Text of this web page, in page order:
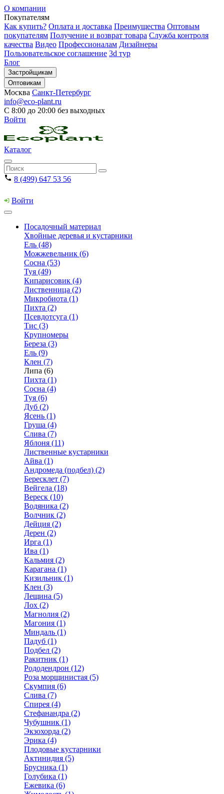
О компании
Покупателям
Как купить? Оплата и доставка Преимущества Оптовым
покупателям Получение и возврат товара Служба контроля
качества Видео Профессионалам Дизайнеры
Пользовательское соглашение 3d тур
Блог
Застройщикам
Оптовикам
Москва Санкт-Петербург
info@eco-plant.ru
С 8:00 до 20:00 без выходных
Войти
Каталог
8 (499) 647 53 56
Войти
Посадочный материал
Хвойные деревья и кустарники
Ель (48)
Можжевельник (6)
Сосна (53)
Туя (49)
Кипарисовик (4)
Лиственница (2)
Микробиота (1)
Пихта (2)
Псевдотсуга (1)
Тис (3)
Крупномеры
Береза (3)
Ель (9)
Клен (7)
Липа (6)
Пихта (1)
Сосна (4)
Туя (6)
Дуб (2)
Ясень (1)
Груша (4)
Слива (7)
Яблоня (11)
Лиственные кустарники
Айва (1)
Андромеда (подбел) (2)
Бересклет (7)
Вейгела (18)
Вереск (10)
Водяника (2)
Волчник (2)
Дейция (2)
Дерен (2)
Ирга (1)
Ива (1)
Кальмия (2)
Карагана (1)
Кизильник (1)
Клен (3)
Лещина (5)
Лох (2)
Магнолия (2)
Магония (1)
Миндаль (1)
Падуб (1)
Подбел (2)
Ракитник (1)
Рододендрон (12)
Роза морщинистая (5)
Скумпия (6)
Слива (7)
Спирея (4)
Стефанандра (2)
Чубушник (1)
Экзохорда (2)
Эрика (4)
Плодовые кустарники
Актинидия (5)
Брусника (1)
Голубика (1)
Ежевика (6)